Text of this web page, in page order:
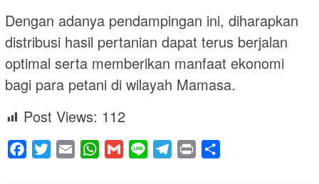
Dengan adanya pendampingan ini, diharapkan
distribusi hasil pertanian dapat terus berjalan
optimal serta memberikan manfaat ekonomi
bagi para petani di wilayah Mamasa.
Post Views: 112
Facebook
Twitter Email WhatsApp
Gmail Line Telegram
Print